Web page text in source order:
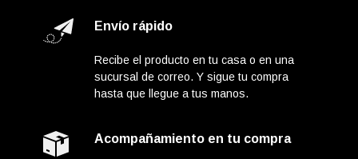
Envío rápido
Recibe el producto en tu casa o en una
sucursal de correo. Y sigue tu compra
hasta que llegue a tus manos.
Acompañamiento en tu compra